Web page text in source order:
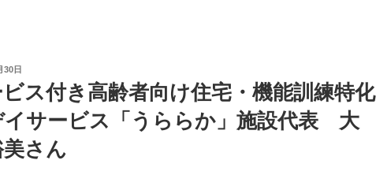
30日
ス付き高齢者向け住宅・機能訓練特化
イサービス「うららか」施設代表 大
さん